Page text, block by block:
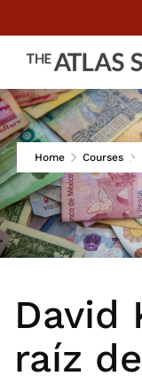
Home Courses
David
raíz